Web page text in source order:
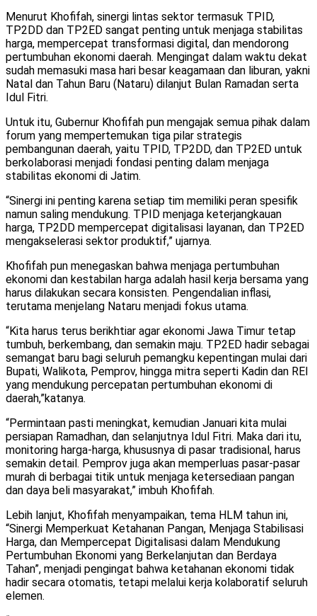
Menurut Khofifah, sinergi lintas sektor termasuk TPID,
TP2DD dan TP2ED sangat penting untuk menjaga stabilitas
harga, mempercepat transformasi digital, dan mendorong
pertumbuhan ekonomi daerah. Mengingat dalam waktu dekat
sudah memasuki masa hari besar keagamaan dan liburan, yakni
Natal dan Tahun Baru (Nataru) dilanjut Bulan Ramadan serta
Idul Fitri.
Untuk itu, Gubernur Khofifah pun mengajak semua pihak dalam
forum yang mempertemukan tiga pilar strategis
pembangunan daerah, yaitu TPID, TP2DD, dan TP2ED untuk
berkolaborasi menjadi fondasi penting dalam menjaga
stabilitas ekonomi di Jatim.
“Sinergi ini penting karena setiap tim memiliki peran spesifik
namun saling mendukung. TPID menjaga keterjangkauan
harga, TP2DD mempercepat digitalisasi layanan, dan TP2ED
mengakselerasi sektor produktif,” ujarnya.
Khofifah pun menegaskan bahwa menjaga pertumbuhan
ekonomi dan kestabilan harga adalah hasil kerja bersama yang
harus dilakukan secara konsisten. Pengendalian inflasi,
terutama menjelang Nataru menjadi fokus utama.
“Kita harus terus berikhtiar agar ekonomi Jawa Timur tetap
tumbuh, berkembang, dan semakin maju. TP2ED hadir sebagai
semangat baru bagi seluruh pemangku kepentingan mulai dari
Bupati, Walikota, Pemprov, hingga mitra seperti Kadin dan REI
yang mendukung percepatan pertumbuhan ekonomi di
daerah,”katanya.
“Permintaan pasti meningkat, kemudian Januari kita mulai
persiapan Ramadhan, dan selanjutnya Idul Fitri. Maka dari itu,
monitoring harga-harga, khususnya di pasar tradisional, harus
semakin detail. Pemprov juga akan memperluas pasar-pasar
murah di berbagai titik untuk menjaga ketersediaan pangan
dan daya beli masyarakat,” imbuh Khofifah.
Lebih lanjut, Khofifah menyampaikan, tema HLM tahun ini,
“Sinergi Memperkuat Ketahanan Pangan, Menjaga Stabilisasi
Harga, dan Mempercepat Digitalisasi dalam Mendukung
Pertumbuhan Ekonomi yang Berkelanjutan dan Berdaya
Tahan”, menjadi pengingat bahwa ketahanan ekonomi tidak
hadir secara otomatis, tetapi melalui kerja kolaboratif seluruh
elemen.